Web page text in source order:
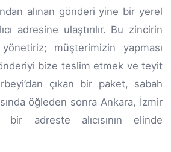
alınan gönderi yine bir yerel
adresine ulaştırılır. Bu zincirin
müşterimizin yapması
bize teslim etmek ve teyit
çıkan bir paket, sabah
öğleden sonra Ankara, İzmir
bir adreste alıcısının elinde